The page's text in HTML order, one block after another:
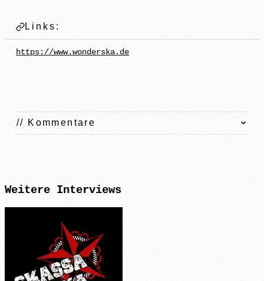
Links:
https://www.wonderska.de
// Kommentare
Weitere Interviews